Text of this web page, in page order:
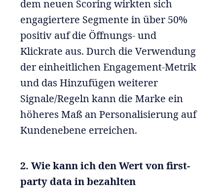
dem neuen Scoring wirkten sich
engagiertere Segmente in über 50%
positiv auf die Öffnungs- und
Klickrate aus. Durch die Verwendung
der einheitlichen Engagement-Metrik
und das Hinzufügen weiterer
Signale/Regeln kann die Marke ein
höheres Maß an Personalisierung auf
Kundenebene erreichen.
2. Wie kann ich den Wert von first-
party data in bezahlten